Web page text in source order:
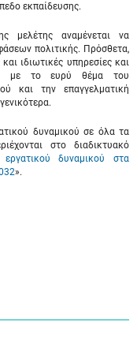
εκπαίδευσης.
μελέτης αναμένεται να
πολιτικής. Πρόσθετα,
ιδιωτικές υπηρεσίες και
με το ευρύ θέμα του
και την επαγγελματική
δυναμικού σε όλα τα
στο διαδικτυακό
δυναμικού στα
».